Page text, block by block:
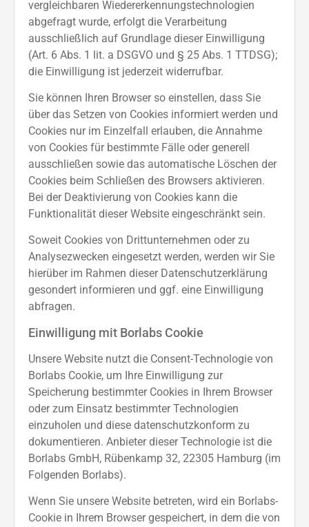
vergleichbaren Wiedererkennungstechnologien
abgefragt wurde, erfolgt die Verarbeitung
ausschließlich auf Grundlage dieser Einwilligung
(Art. 6 Abs. 1 lit. a DSGVO und § 25 Abs. 1 TTDSG);
die Einwilligung ist jederzeit widerrufbar.
Sie können Ihren Browser so einstellen, dass Sie
über das Setzen von Cookies informiert werden und
Cookies nur im Einzelfall erlauben, die Annahme
von Cookies für bestimmte Fälle oder generell
ausschließen sowie das automatische Löschen der
Cookies beim Schließen des Browsers aktivieren.
Bei der Deaktivierung von Cookies kann die
Funktionalität dieser Website eingeschränkt sein.
Soweit Cookies von Drittunternehmen oder zu
Analysezwecken eingesetzt werden, werden wir Sie
hierüber im Rahmen dieser Datenschutzerklärung
gesondert informieren und ggf. eine Einwilligung
abfragen.
Einwilligung mit Borlabs Cookie
Unsere Website nutzt die Consent-Technologie von
Borlabs Cookie, um Ihre Einwilligung zur
Speicherung bestimmter Cookies in Ihrem Browser
oder zum Einsatz bestimmter Technologien
einzuholen und diese datenschutzkonform zu
dokumentieren. Anbieter dieser Technologie ist die
Borlabs GmbH, Rübenkamp 32, 22305 Hamburg (im
Folgenden Borlabs).
Wenn Sie unsere Website betreten, wird ein Borlabs-
Cookie in Ihrem Browser gespeichert, in dem die von